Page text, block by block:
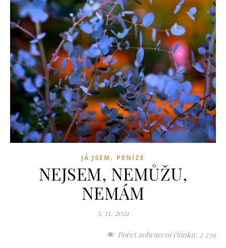
JÁ JSEM , PENÍZE
NEJSEM, NEMŮŽU,
NEMÁM
5. 11. 2021
Počet zobrazení článku: 2 239